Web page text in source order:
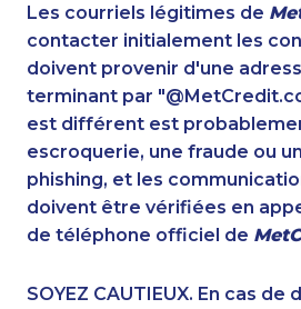
1-587-328-6601
1-
1-780-969-8960
1-
1-647-317-6683
1-
1-778-401-7372
1-
1-250-244-3512
1-
1-778-401-7136
1-514-788-7630
1-
1-
Les courriels légitimes de
contacter initialement les
doivent provenir d'une
terminant par
est différent est
escroquerie, une fraude ou
phishing, et les
doivent être vérifiées en
de téléphone officiel de
SOYEZ CAUTIEUX. En cas de